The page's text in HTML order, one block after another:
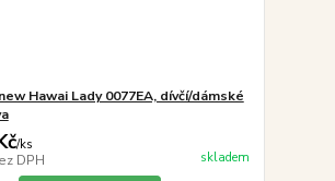
Hawai Lady 0077EA, dívčí/dámské
/ks
DPH skladem